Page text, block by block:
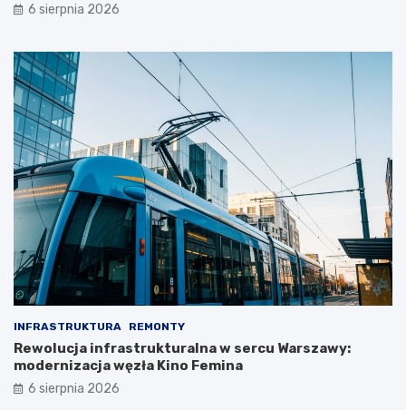
6 sierpnia 2026
INFRASTRUKTURA REMONTY
Rewolucja infrastrukturalna w sercu Warszawy:
modernizacja węzła Kino Femina
6 sierpnia 2026